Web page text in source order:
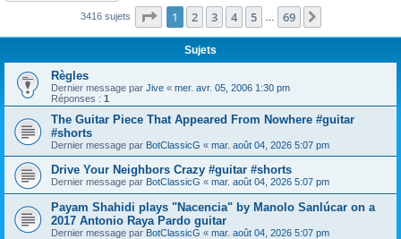
3416 sujets Page 1sur69
1 2 3 4 5 69
Sujets
Règles
Dernier message par Jive « mer. avr. 05, 2006 1:30 pm
Réponses : 1
The Guitar Piece That Appeared From Nowhere #guitar
#shorts
Dernier message par BotClassicG « mar. août 04, 2026 5:07 pm
Drive Your Neighbors Crazy #guitar #shorts
Dernier message par BotClassicG « mar. août 04, 2026 5:07 pm
Payam Shahidi plays "Nacencia" by Manolo Sanlúcar on a
2017 Antonio Raya Pardo guitar
Dernier message par BotClassicG « mar. août 04, 2026 5:07 pm